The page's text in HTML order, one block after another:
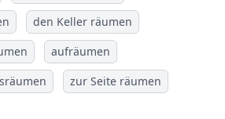
den Keller räumen
aufräumen
zur Seite räumen